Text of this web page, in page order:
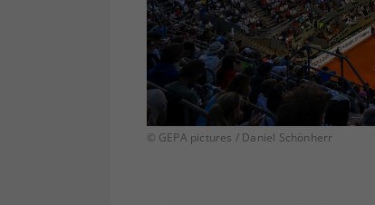
© GEPA pictures / Daniel Schönherr